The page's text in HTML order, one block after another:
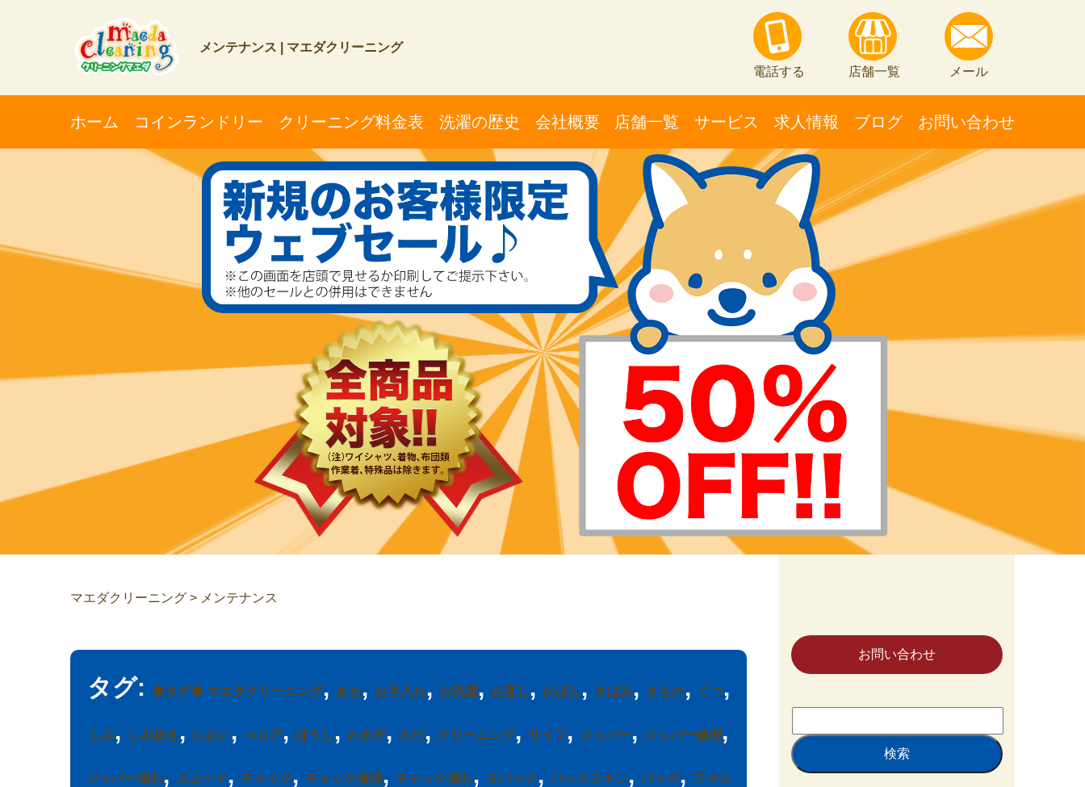
メンテナンス | マエダクリーニング
電話する
店舗一覧 メール
ホーム コインランドリー クリーニング料金表 洗濯の歴史 会社概要 店舗一覧 サービス 求人情報 ブログ お問い合わせ
お問い合わせ
索:
マエダクリーニング > メンテナンス
タグ: ◆タグ◆ マエダクリーニング, あせ, お手入れ, お洗濯, お直し , かばん, きばみ, きもの, くつ,
しみ, しみ抜き , におい, べロア, ぼうし , わき汗, カビ, クリーニング, サイフ, ジッパー, ジッパー修理,
ジッパー壊れ, スエード, チャック , チャック修理, チャック壊れ, ヌバック , バックスキン, バッグ, ファス